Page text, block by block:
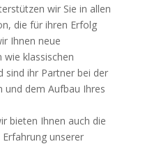
wir Sie in allen
die für ihren Erfolg
Ihnen neue
klassischen
sind ihr Partner bei der
und dem Aufbau Ihres
bieten Ihnen auch die
unserer